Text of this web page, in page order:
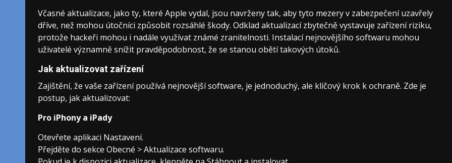
Včasné aktualizace, jako ty, které Apple vydal, jsou navrženy tak, aby tyto mezery v zabezpečení uzavřely
dříve, než mohou útočníci způsobit rozsáhlé škody. Odklad aktualizací zbytečně vystavuje zařízení riziku,
protože hackeři mohou i nadále využívat známé zranitelnosti. Instalací nejnovějšího softwaru mohou
uživatelé významně snížit pravděpodobnost, že se stanou obětí takových útoků.
Jak aktualizovat zařízení
Zajištění, že vaše zařízení používá nejnovější software, je jednoduchý, ale klíčový krok k ochraně. Zde je
postup, jak aktualizovat:
Pro iPhony a iPady
Otevřete aplikaci Nastavení.
Přejděte do sekce Obecné > Aktualizace softwaru.